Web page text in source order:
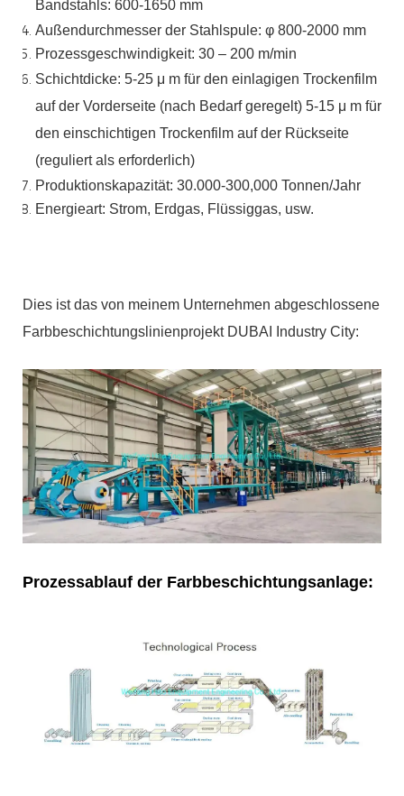
Bandstahls: 600-1650 mm
Außendurchmesser der Stahlspule: φ 800-2000 mm
Prozessgeschwindigkeit: 30 – 200 m/min
Schichtdicke: 5-25 μ m für den einlagigen Trockenfilm
auf der Vorderseite (nach Bedarf geregelt) 5-15 μ m für
den einschichtigen Trockenfilm auf der Rückseite
(reguliert als erforderlich)
Produktionskapazität: 30.000-300,000 Tonnen/Jahr
Energieart: Strom, Erdgas, Flüssiggas, usw.
Dies ist das von meinem Unternehmen abgeschlossene
Farbbeschichtungslinienprojekt DUBAI Industry City:
Prozessablauf der Farbbeschichtungsanlage: